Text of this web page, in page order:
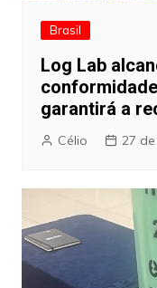
Brasil
Log Lab
garantirá a
Célio 27